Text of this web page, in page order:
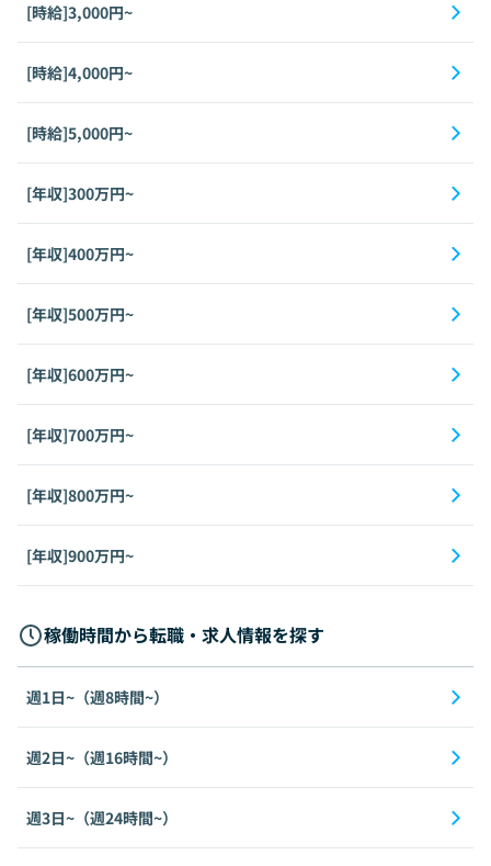
[時給]3,000円~
[時給]4,000円~
[時給]5,000円~
[年収]300万円~
[年収]400万円~
[年収]500万円~
[年収]600万円~
[年収]700万円~
[年収]800万円~
[年収]900万円~
稼働時間から転職・求人情報を探す
週1日~（週8時間~）
週2日~（週16時間~）
週3日~（週24時間~）